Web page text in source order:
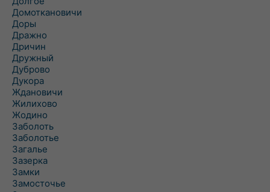
Домоткановичи
Доры
Дражно
Дричин
Дружный
Дуброво
Дукора
Ждановичи
Жилихово
Жодино
Заболоть
Заболотье
Загалье
Зазерка
Замки
Замосточье